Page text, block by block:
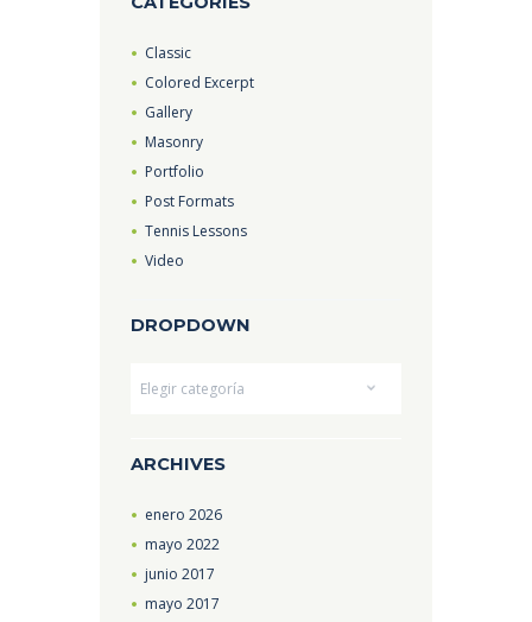
Classic
Colored Excerpt
Gallery
Masonry
Portfolio
Post Formats
Tennis Lessons
Video
DROPDOWN
ARCHIVES
enero2026
mayo2022
junio2017
mayo2017